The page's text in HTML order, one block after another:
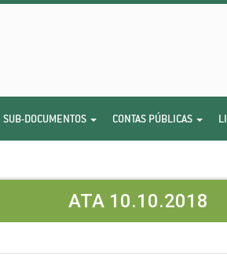
SUB-DOCUMENTOS CONTAS PÚBLICAS
ATA 10.10.2018